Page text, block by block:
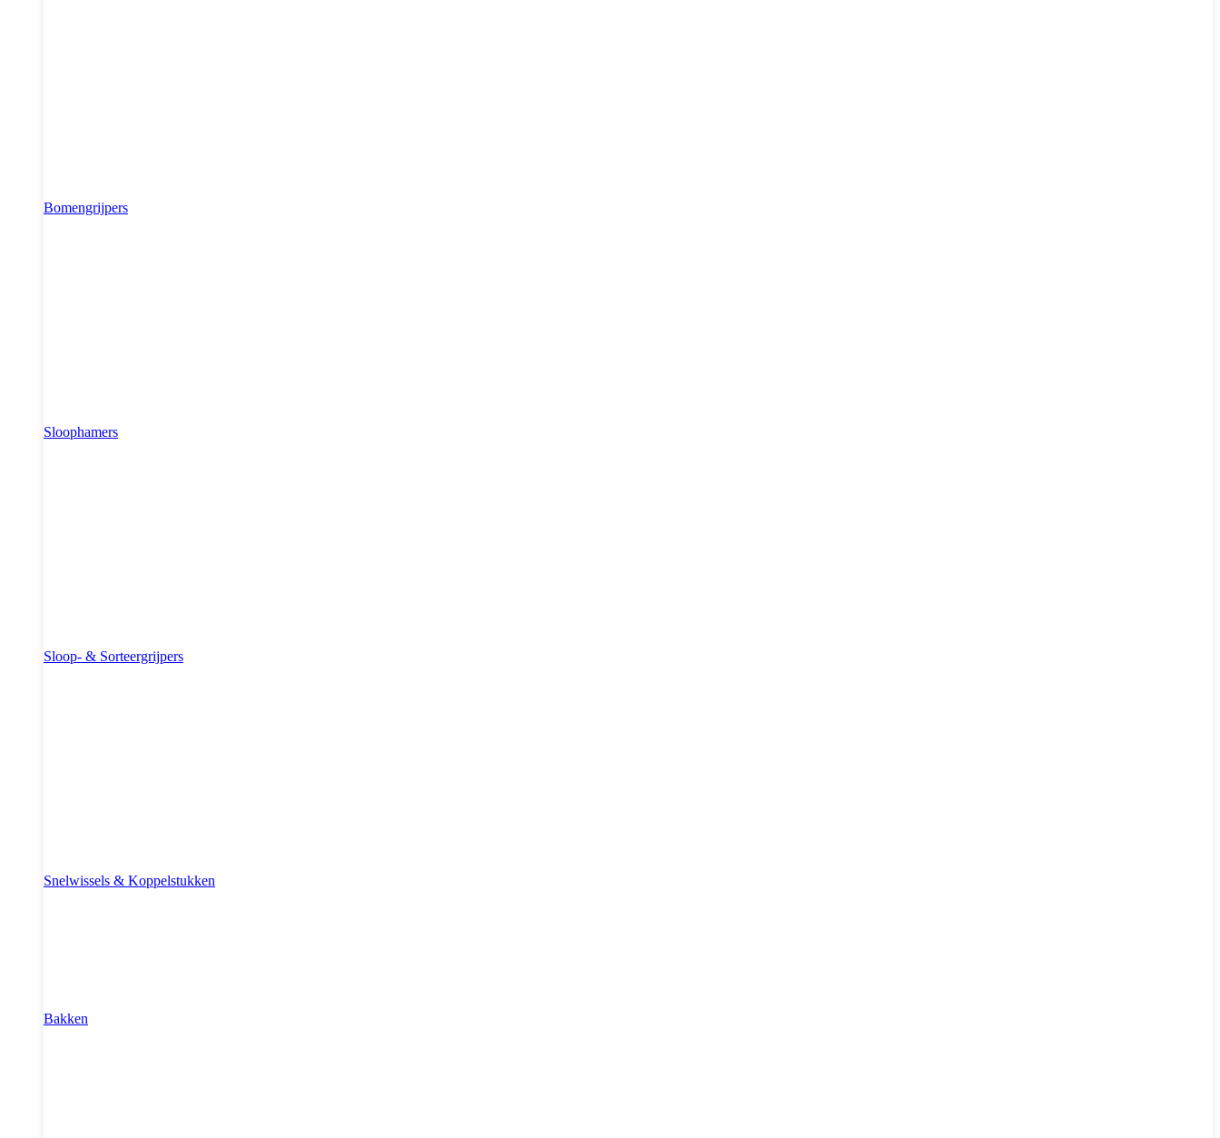
Bomengrijpers
Sloophamers
Sloop- & Sorteergrijpers
Snelwissels & Koppelstukken
Bakken